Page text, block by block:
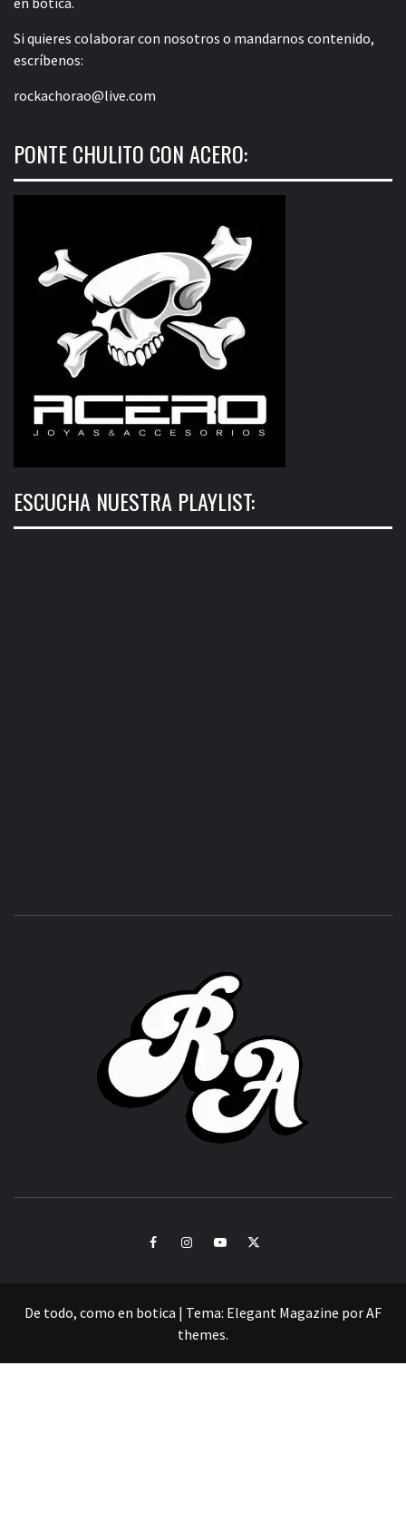
Si quieres colaborar con nosotros o mandarnos contenido,
escríbenos:
rockachorao@live.com
PONTE CHULITO CON ACERO:
ESCUCHA NUESTRA PLAYLIST:
FacebookInstagramYoutubeTwitter
De todo, como en botica | Tema: Elegant Magazine porAF
themes.